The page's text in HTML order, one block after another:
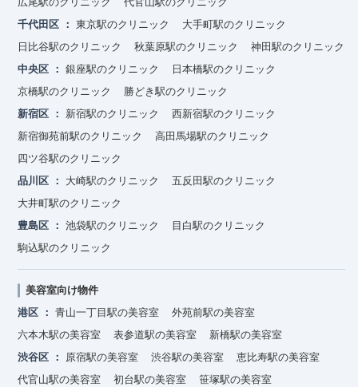
千代田区
東京駅のクリニック
大手町駅のクリニック
日比谷駅のクリニック
秋葉原駅のクリニック
神田駅のクリニック
中央区
銀座駅のクリニック
日本橋駅のクリニック
京橋駅のクリニック
勝どき駅のクリニック
新宿区
新宿駅のクリニック
西新宿駅のクリニック
新宿御苑前駅のクリニック
高田馬場駅のクリニック
四ツ谷駅のクリニック
品川区
大崎駅のクリニック
五反田駅のクリニック
大井町駅のクリニック
豊島区
池袋駅のクリニック
目白駅のクリニック
駒込駅のクリニック
美容室向け物件
港区
青山一丁目駅の美容室
外苑前駅の美容室
六本木駅の美容室
表参道駅の美容室
新橋駅の美容室
渋谷区
原宿駅の美容室 渋谷駅の美容室
恵比寿駅の美容室
代官山駅の美容室
初台駅の美容室
笹塚駅の美容室